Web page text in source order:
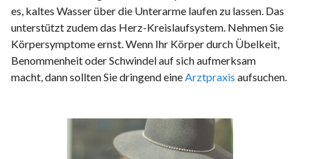
es, kaltes Wasser über die Unterarme laufen zu lassen. Das
unterstützt zudem das Herz-Kreislaufsystem. Nehmen Sie
Körpersymptome ernst. Wenn Ihr Körper durch Übelkeit,
Benommenheit oder Schwindel auf sich aufmerksam
macht, dann sollten Sie dringend eineArztpraxis aufsuchen.